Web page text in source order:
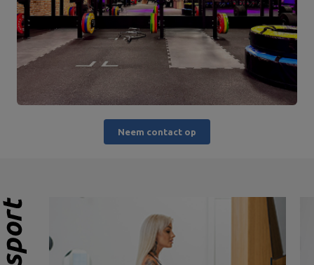
Neem contact op